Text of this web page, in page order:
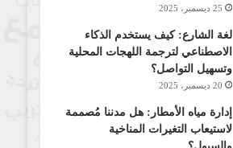
25 ديسمبر، 2025
لغة الشارع: كيف يستخدم الذكاء
الاصطناعي لترجمة اللهجات المحلية
وتسهيل التواصل؟
20 ديسمبر، 2025
إدارة مياه الأمطار: هل مدننا مُصممة
لاستيعاب التغيرات المناخية